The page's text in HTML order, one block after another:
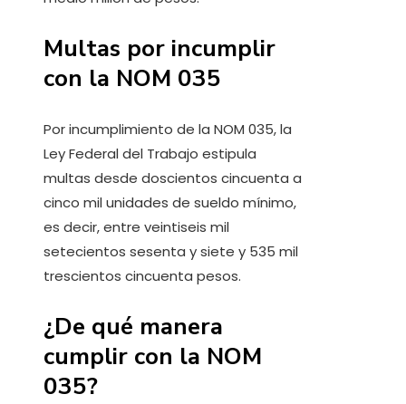
Multas por incumplir
con la NOM 035
Por incumplimiento de la NOM 035, la
Ley Federal del Trabajo estipula
multas desde doscientos cincuenta a
cinco mil unidades de sueldo mínimo,
es decir, entre veintiseis mil
setecientos sesenta y siete y 535 mil
trescientos cincuenta pesos.
¿De qué manera
cumplir con la NOM
035?